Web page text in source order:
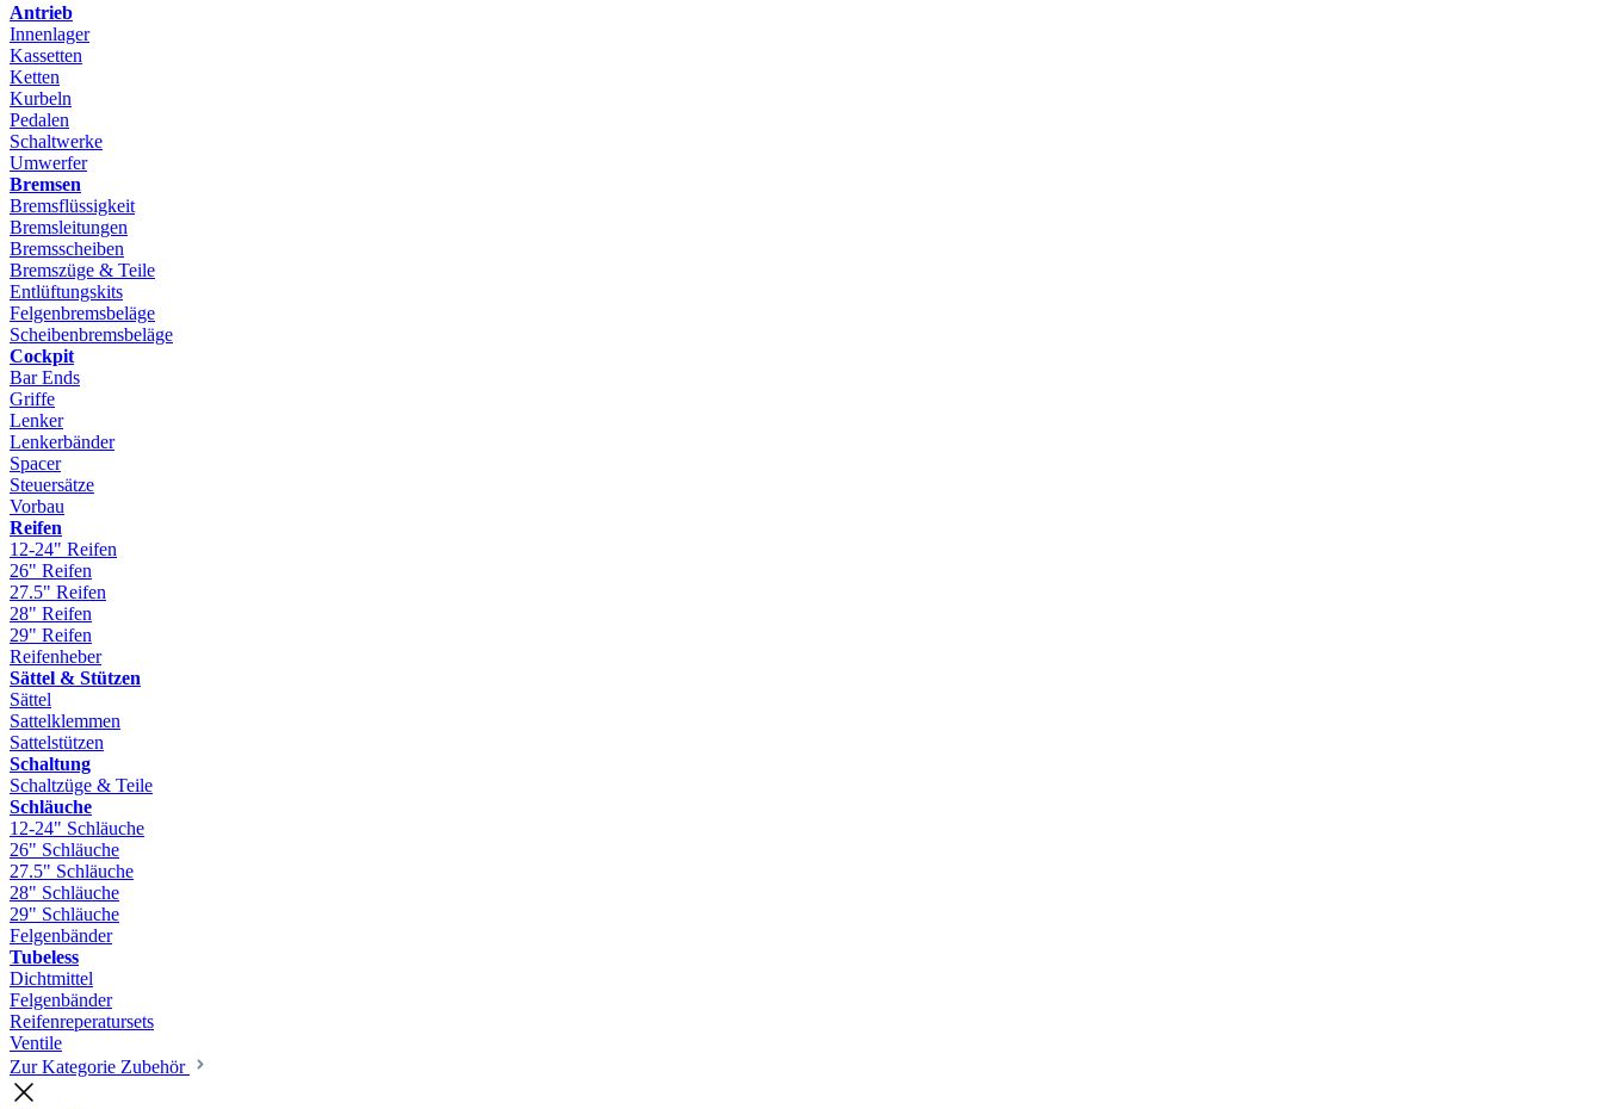
Antrieb
Innenlager
Kassetten
Ketten
Kurbeln
Pedalen
Schaltwerke
Umwerfer
Bremsen
Bremsflüssigkeit
Bremsleitungen
Bremsscheiben
Bremszüge & Teile
Entlüftungskits
Felgenbremsbeläge
Scheibenbremsbeläge
Cockpit
Bar Ends
Griffe
Lenker
Lenkerbänder
Spacer
Steuersätze
Vorbau
Reifen
12-24" Reifen
26" Reifen
27.5" Reifen
28" Reifen
29" Reifen
Reifenheber
Sättel & Stützen
Sättel
Sattelklemmen
Sattelstützen
Schaltung
Schaltzüge & Teile
Schläuche
12-24" Schläuche
26" Schläuche
27.5" Schläuche
28" Schläuche
29" Schläuche
Felgenbänder
Tubeless
Dichtmittel
Felgenbänder
Reifenreperatursets
Ventile
Zur Kategorie Zubehör